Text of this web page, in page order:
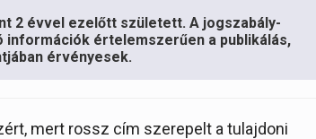
2 évvel ezelőtt született. A jogszabály-
értelemszerűen a publikálás,
érvényesek.
mert rossz cím szerepelt a tulajdoni